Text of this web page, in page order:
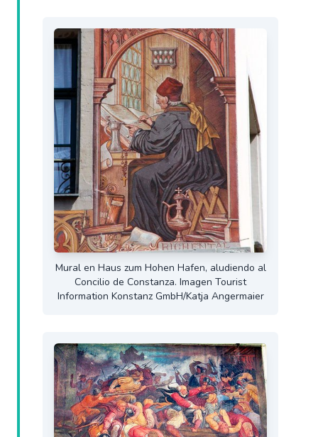
Mural en Haus zum Hohen Hafen, aludiendo al
Concilio de Constanza. Imagen Tourist
Information Konstanz GmbH/Katja Angermaier